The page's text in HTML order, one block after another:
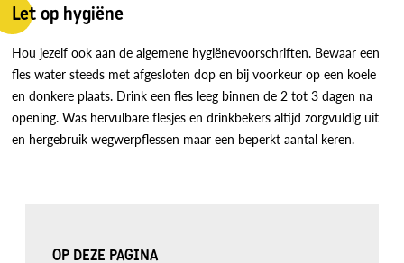
Let op hygiëne
Hou jezelf ook aan de algemene hygiënevoorschriften. Bewaar een
fles water steeds met afgesloten dop en bij voorkeur op een koele
en donkere plaats. Drink een fles leeg binnen de 2 tot 3 dagen na
opening. Was hervulbare flesjes en drinkbekers altijd zorgvuldig uit
en hergebruik wegwerpflessen maar een beperkt aantal keren.
OP DEZE PAGINA